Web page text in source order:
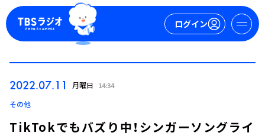
ログイン
2022.07.11 月曜日 14:34
その他
TikTokでもバズり中！シンガーソングライ